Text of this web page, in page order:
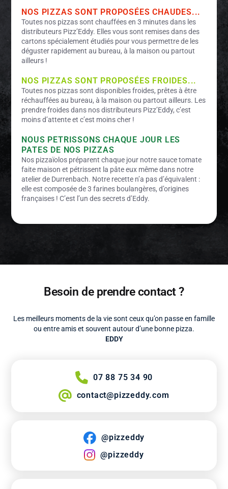
NOS PIZZAS SONT PROPOSÉES CHAUDES...
Toutes nos pizzas sont chauffées en 3 minutes dans les
distributeurs Pizz’Eddy. Elles vous sont remises dans des
cartons spécialement étudiés pour vous permettre de les
déguster rapidement au bureau, à la maison ou partout
ailleurs !
NOS PIZZAS SONT PROPOSÉES FROIDES...
Toutes nos pizzas sont disponibles froides, prêtes à être
réchauffées au bureau, à la maison ou partout ailleurs. Les
prendre froides dans nos distributeurs Pizz’Eddy, c’est
moins d’attente et c’est moins cher !
NOUS PETRISSONS CHAQUE JOUR LES
PATES DE NOS PIZZAS
Nos pizzaïolos préparent chaque jour notre sauce tomate
faite maison et pétrissent la pâte eux même dans notre
atelier de Durrenbach. Notre recette n’a pas d’équivalent :
elle est composée de 3 farines boulangères, d’origines
françaises ! C’est l’un des secrets d’Eddy.
Besoin de prendre contact ?
Les meilleurs moments de la vie sont ceux qu’on passe en famille
ou entre amis et souvent autour d’une bonne pizza.
EDDY
07 88 75 34 90
contact@pizzeddy.com
@pizzeddy
@pizzeddy